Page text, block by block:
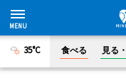
35°C 食べる 見る